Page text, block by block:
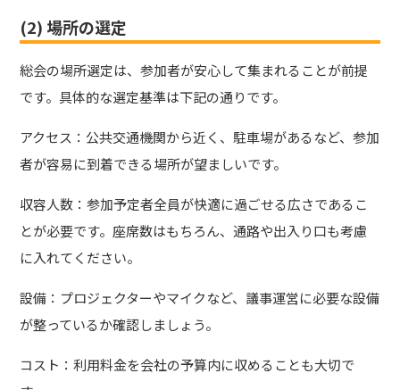
(2) 場所の選定
総会の場所選定は、参加者が安心して集まれることが前提
です。具体的な選定基準は下記の通りです。
アクセス：公共交通機関から近く、駐車場があるなど、参加
者が容易に到着できる場所が望ましいです。
収容人数：参加予定者全員が快適に過ごせる広さであるこ
とが必要です。座席数はもちろん、通路や出入り口も考慮
に入れてください。
設備：プロジェクターやマイクなど、議事運営に必要な設備
が整っているか確認しましょう。
コスト：利用料金を会社の予算内に収めることも大切で